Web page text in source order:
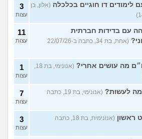
דו חוגיים בכלכלה (אלון, בן
3
עצות
עם בדידות חברתית
(אחת, בת 34, כתבה ב-22/07/26
11
עצות
מה עושים אחרי? 1
עצות
מה לעשות?
(אנונימי, בת 19, כתבה
7
עצות
ראשון
(אנונימית, בת 18, כתבה
3
עצות